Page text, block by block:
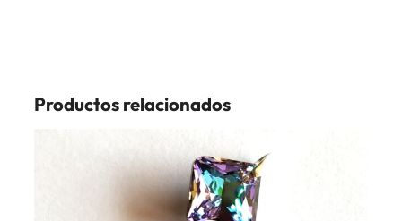
Productos relacionados